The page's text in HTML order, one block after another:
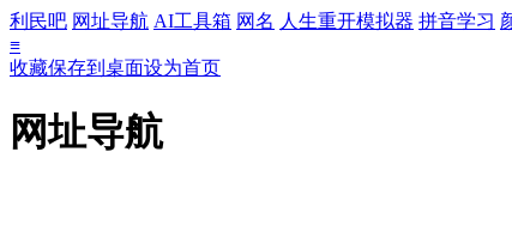
利民吧 网址导航 AI工具箱 网名 人生重开模拟器 拼音学习
≡
收藏保存到桌面设为首页
网址导航